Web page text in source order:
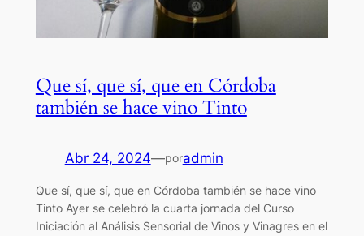
Que sí, que sí, que en Córdoba
también se hace vino Tinto
Abr 24, 2024—poradmin
Que sí, que sí, que en Córdoba también se hace vino
Tinto Ayer se celebró la cuarta jornada del Curso
Iniciación al Análisis Sensorial de Vinos y Vinagres en el